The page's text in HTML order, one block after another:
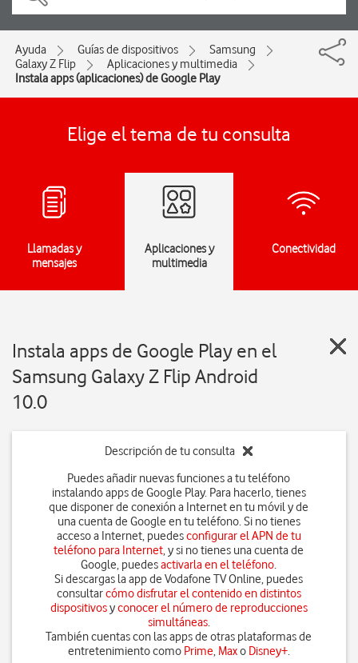
Ayuda Guías de dispositivos
Samsung
Galaxy Z Flip
Aplicaciones y multimedia
Instala apps (aplicaciones) de Google Play
Elige el tema de tu consulta
Llamadas y
mensajes
Aplicaciones y
multimedia
Conectividad
Instala apps de Google Play en el
Samsung Galaxy Z Flip Android
10.0
Descripción de tu consulta
Puedes añadir nuevas funciones a tu teléfono
instalando apps de Google Play. Para hacerlo, tienes
que disponer de conexión a Internet en tu móvil y de
una cuenta de Google en tu teléfono. Si no tienes
acceso a Internet, puedesconfigurar el APN de tu
teléfono para Internet, y si no tienes una cuenta de
Google, puedesactivarla en el teléfono.
Si descargas la app de Vodafone TV Online, puedes
consultarcómo disfrutar el contenido en distintos
dispositivosyconocer el número de reproducciones
simultáneas.
También cuentas con las apps de otras plataformas de
entretenimiento como Prime, Maxo Disney+.